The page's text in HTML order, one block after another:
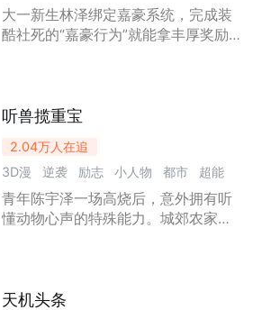
出户。就在这时，陈凡接到父亲遗嘱
——婚姻破裂即自动继承晨光集团万
都市
神豪 漫剧
大一新生林泽绑定嘉豪系统，完成装
酷社死的“嘉豪行为”就能拿丰厚奖励。
质、殿堂级琴技等奖励。室友钱金
豪，嫌弃他的徐倩倩也心生悔意。林
泽偶遇财阀千金商颜，二人琴房合奏
互生好感，最终同台文艺汇演震撼全
校，商父也对神秘低调的林泽产生探
听兽揽重宝
2.04万人在追
3D漫
逆袭 励志 小人物 都市
超能
神豪
漫剧
青年陈宇泽一场高烧后，意外拥有听
懂动物心声的特殊能力。城郊农家
交由博物馆妥善收藏。此后他接连救
天机头条